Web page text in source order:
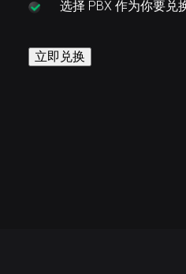
选择 PBX 作为你要兑
立即兑换